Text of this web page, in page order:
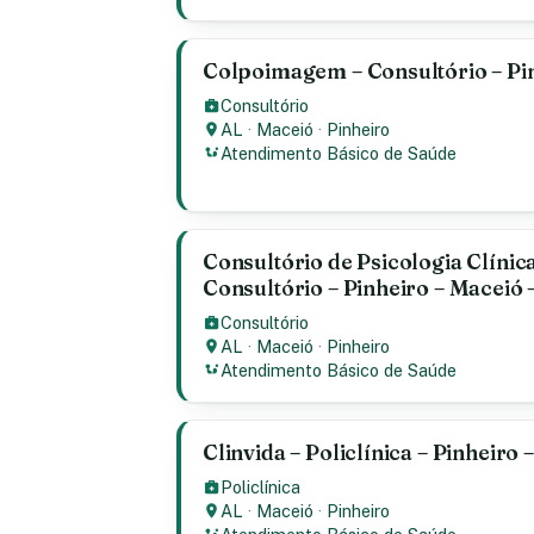
Colpoimagem – Consultório –
Consultório
AL · Maceió · Pinheiro
Atendimento Básico de Saúde
Consultório de Psicologia
Consultório – Pinheiro – Maceió
Consultório
AL · Maceió · Pinheiro
Atendimento Básico de Saúde
Clinvida – Policlínica – Pinheiro
Policlínica
AL · Maceió · Pinheiro